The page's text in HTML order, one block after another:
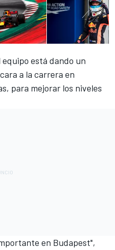
está dando un
a la carrera en
para mejorar los niveles
en Budapest",